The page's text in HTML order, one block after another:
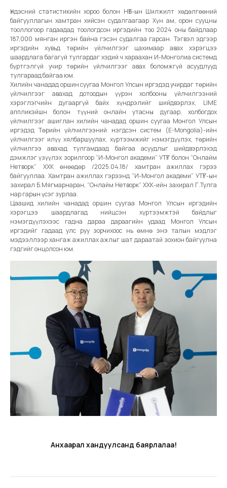
Үндэсний статистикийн хороо болон НҮБ-ын Шилжилт хөдөлгөөний
байгууллагын хамтран хийсэн судалгаагаар Хүн ам, орон сууцны
тооллогоор гадаадад тоологдсон иргэдийн тоо 2024 оны байдлаар
187,000 мянган иргэн байна гэсэн судалгаа гарсан. Тэгвэл эдгээр
иргэдийн хувьд төрийн үйлчилгээг цахимаар авах хэрэгцээ
шаардлага багагүй тулгардаг хэдий ч хараахан И-Монголиа системд
бүртгэлгүй учир төрийн үйлчилгээг авах боломжгүй асуудлууд
тулгараад байгаа юм.
Хилийн чанадад оршин суугаа Монгол Улсын иргэдэд учирдаг төрийн
үйлчилгээг авахад дотоодын үүрэн холбооны үйлчилгээний
хэрэглэгчийн дугааргүй байх хүндрэлийг шийдвэрлэх, LIME
аппликэйшн болон түүний онлайн утасны дугаар, холбогдох
үйлчилгээг ашиглан хилийн чанадад оршин суугаа Монгол Улсын
иргэдэд Төрийн үйлчилгээний нэгдсэн систем (E-Mongolia)-ийн
үйлчилгээг илүү хялбаршуулах, хүртээмжийг нэмэгдүүлэх, төрийн
үйлчилгээ авахад тулгамдаад байгаа асуудлыг шийдвэрлэхэд
дэмжлэг үзүүлэх зорилгоор “И-Монгол академи” УТҮГ болон “Онлайм
Нетворк” ХХК өнөөдөр /2025.04.18/ хамтран ажиллах гэрээ
байгууллаа. Хамтран ажиллах гэрээнд “И-Монгол академи” УТҮГ-ын
захирал Б.Мягмарнаран, “Онлайм Нетворк” ХХК-ийн захирал Г.Тулга
нар гарын үсэг зурлаа.
Цаашид хилийн чанадад оршин суугаа Монгол Улсын иргэдийн
хэрэгцээ шаардлагад нийцсэн хүртээмжтэй байдлыг
нэмэгдүүлэхээс гадна дараа дараагийн удаад Монгол Улсын
иргэдийг гадаад улс руу зорчихоос нь өмнө энэ талын мэдлэг
мэдээллээр хангаж ажиллах ажлыг шат дараатай зохион байгуулна
гэдгийг онцолсон юм.
Анхаарал хандуулсанд баярлалаа!